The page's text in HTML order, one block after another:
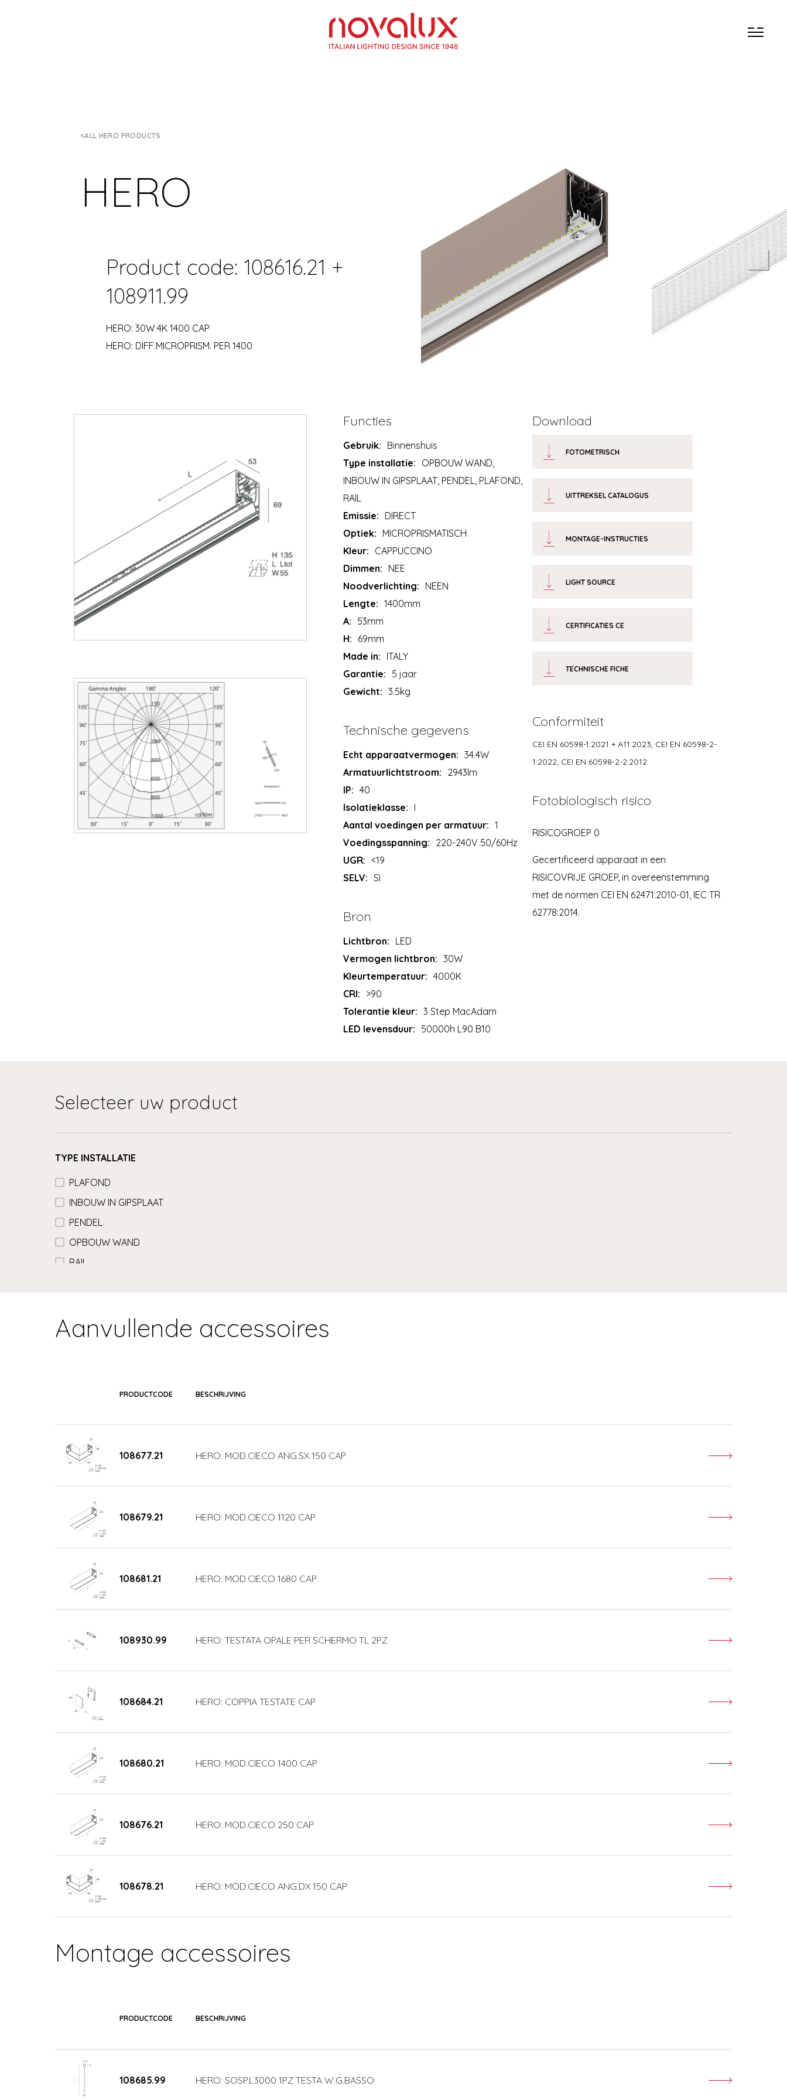
ALL HERO PRODUCTS
HERO
Product code: 108616.21 +
108911.99
HERO: 30W 4K 1400 CAP
HERO: DIFF.MICROPRISM. PER 1400
Functies
Gebruik: Binnenshuis
Type installatie: OPBOUW WAND,
INBOUW IN GIPSPLAAT, PENDEL, PLAFOND,
RAIL
Emissie: DIRECT
Optiek: MICROPRISMATISCH
Kleur: CAPPUCCINO
Dimmen: NEE
Noodverlichting: NEEN
Lengte: 1400mm
A: 53mm
H: 69mm
Made in: ITALY
Garantie: 5 jaar
Gewicht: 3.5kg
Technische gegevens
Echt apparaatvermogen: 34.4W
Armatuurlichtstroom: 2943lm
IP: 40
Isolatieklasse: I
Aantal voedingen per armatuur: 1
Voedingsspanning: 220-240V 50/60Hz
UGR: <19
SELV: Sì
Bron
Lichtbron: LED
Vermogen lichtbron: 30W
Kleurtemperatuur: 4000K
CRI: >90
Tolerantie kleur: 3 Step MacAdam
LED levensduur: 50000h L90 B10
Download
FOTOMETRISCH
UITTREKSEL CATALOGUS
MONTAGE-INSTRUCTIES
LIGHT SOURCE
CERTIFICATIES CE
TECHNISCHE FICHE
Conformiteit
CEI EN 60598-1:2021 + A11:2023, CEI EN 60598-2-
1:2022, CEI EN 60598-2-2:2012
Fotobiologisch risico
RISICOGROEP 0
Gecertificeerd apparaat in een
RISICOVRIJE GROEP, in overeenstemming
met de normen CEI EN 62471:2010-01, IEC TR
62778:2014.
Selecteer uw product
TYPE INSTALLATIE
PLAFOND
INBOUW IN GIPSPLAAT
PENDEL
OPBOUW WAND
RAIL
Aanvullende accessoires
PRODUCTCODE BESCHRIJVING
108677.21 HERO: MOD.CIECO ANG.SX 150 CAP
108679.21 HERO: MOD.CIECO 1120 CAP
108681.21 HERO: MOD.CIECO 1680 CAP
108930.99 HERO: TESTATA OPALE PER SCHERMO TL 2PZ
108684.21 HERO: COPPIA TESTATE CAP
108680.21 HERO: MOD.CIECO 1400 CAP
108676.21 HERO: MOD.CIECO 250 CAP
108678.21 HERO: MOD.CIECO ANG.DX 150 CAP
Montage accessoires
PRODUCTCODE BESCHRIJVING
108685.99 HERO: SOSP.L3000 1PZ TESTA W.G.BASSO